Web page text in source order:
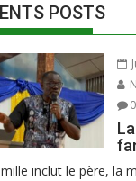
POSTS
0
inclut le père, la